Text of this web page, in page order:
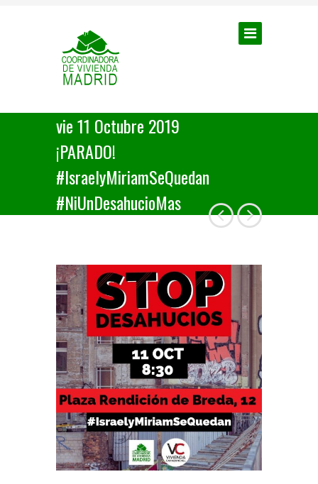
vie 11 Octubre 2019
¡PARADO!
#IsraelyMiriamSeQuedan
#NiUnDesahucioMas